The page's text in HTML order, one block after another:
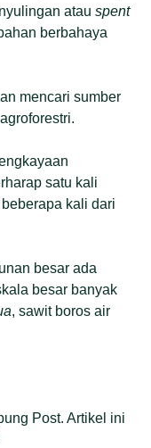
atauspent
berbahaya
mencari sumber
satu kali
kali dari
besar ada
besar banyak
, sawit boros air
Post. Artikel ini